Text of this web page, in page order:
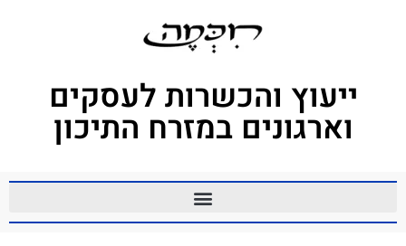
ייעוץ והכשרות לעסקים
וארגונים במזרח התיכון